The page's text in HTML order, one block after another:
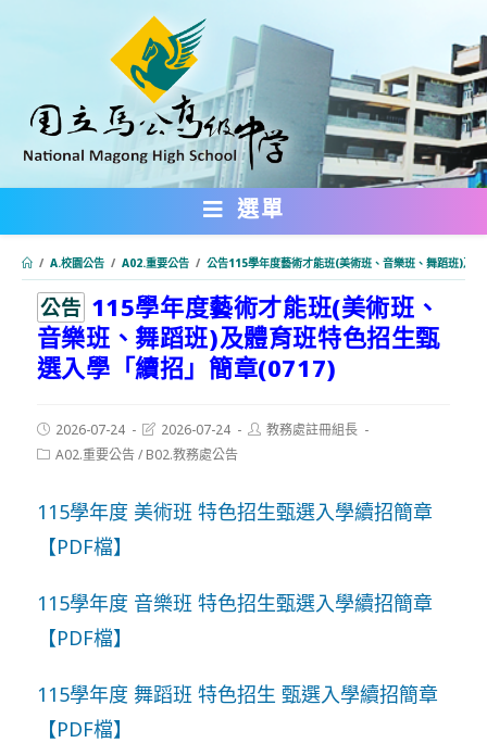
內
選單
/ A.校園公告 / A02.重要公告 / 公告115學年度藝術才能班(美術班、音樂班、舞蹈班)及
公告 115學年度藝術才能班(美術班、
音樂班、舞蹈班)及體育班特色招生甄
選入學「續招」簡章(0717)
Post
published:
2026-07-24
Post
modified:
2026-07-24
Post教務處註冊組長
PostA02.重要公告/ B02.教務處公告
115學年度 美術班 特色招生甄選入學續招簡章
【PDF檔】
115學年度 音樂班 特色招生甄選入學續招簡章
【PDF檔】
115學年度 舞蹈班 特色招生 甄選入學續招簡章
【PDF檔】